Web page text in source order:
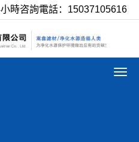
時咨詢電話：15037105616
導